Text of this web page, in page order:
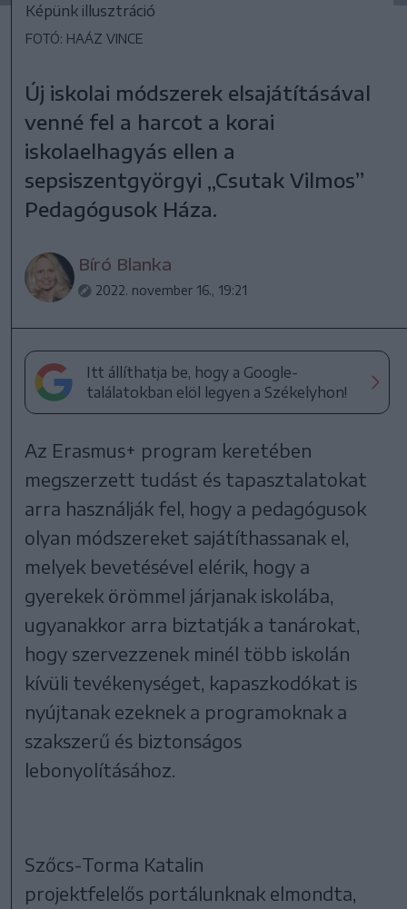
Képünk illusztráció
FOTÓ: HAÁZ VINCE
Új iskolai módszerek elsajátításával
venné fel a harcot a korai
iskolaelhagyás ellen a
sepsiszentgyörgyi „Csutak Vilmos”
Pedagógusok Háza.
Bíró Blanka
2022. november 16., 19:21
Itt állíthatja be, hogy a Google-
találatokban elöl legyen a Székelyhon!
Az Erasmus+ program keretében
megszerzett tudást és tapasztalatokat
arra használják fel, hogy a pedagógusok
olyan módszereket sajátíthassanak el,
melyek bevetésével elérik, hogy a
gyerekek örömmel járjanak iskolába,
ugyanakkor arra biztatják a tanárokat,
hogy szervezzenek minél több iskolán
kívüli tevékenységet, kapaszkodókat is
nyújtanak ezeknek a programoknak a
szakszerű és biztonságos
lebonyolításához.
Szőcs-Torma Katalin
projektfelelős portálunknak elmondta,